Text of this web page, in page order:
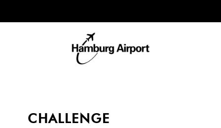
CHALLENGE